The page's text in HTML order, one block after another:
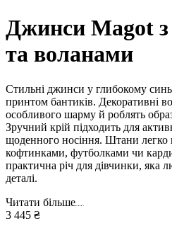
Джинси Magot
та воланами
Стильні джинси у глибокому
принтом бантиків. Декоративні
особливого шарму й роблять
Зручний крій підходить для
щоденного носіння. Штани
кофтинками, футболками чи
практична річ для дівчинки, яка
деталі.
Читати більше
3 445 ₴